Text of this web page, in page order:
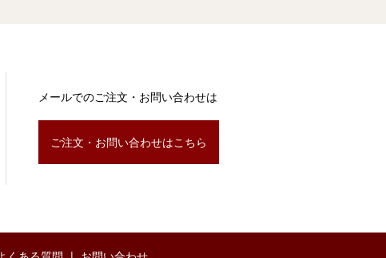
メールでのご注文・お問い合わせは
ご注文・お問い合わせはこちら